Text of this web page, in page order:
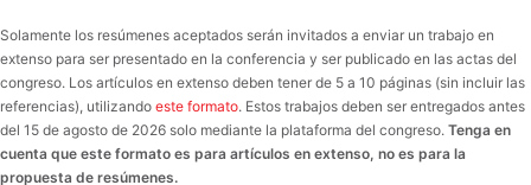
Solamente los resúmenes aceptados serán invitados a enviar un trabajo en
extenso para ser presentado en la conferencia y ser publicado en las actas del
congreso. Los artículos en extenso deben tener de 5 a 10 páginas (sin incluir las
referencias), utilizando este formato. Estos trabajos deben ser entregados antes
del 15 de agosto de 2026 solo mediante la plataforma del congreso. Tenga en
cuenta que este formato es para artículos en extenso, no es para la
propuesta de resúmenes.